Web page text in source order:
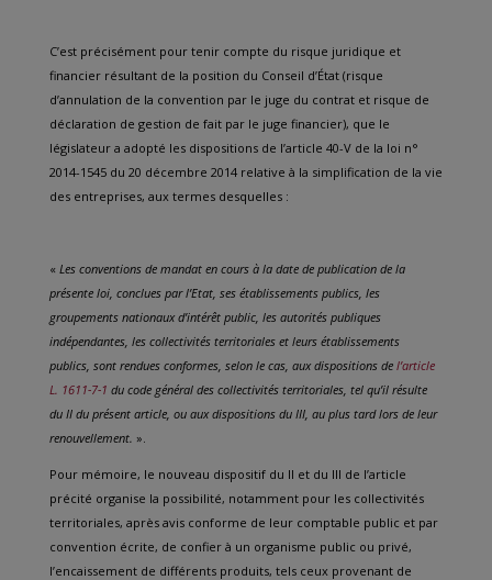
C’est précisément pour tenir compte du risque juridique et
financier résultant de la position du Conseil d’État (risque
d’annulation de la convention par le juge du contrat et risque de
déclaration de gestion de fait par le juge financier), que le
législateur a adopté les dispositions de l’article 40-V de la loi n°
2014-1545 du 20 décembre 2014 relative à la simplification de la vie
des entreprises, aux termes desquelles :
« Les conventions de mandat en cours à la date de publication de la
présente loi, conclues par l’Etat, ses établissements publics, les
groupements nationaux d’intérêt public, les autorités publiques
indépendantes, les collectivités territoriales et leurs établissements
publics, sont rendues conformes, selon le cas, aux dispositions de l’article
L. 1611-7-1 du code général des collectivités territoriales, tel qu’il résulte
du II du présent article, ou aux dispositions du III, au plus tard lors de leur
renouvellement. ».
Pour mémoire, le nouveau dispositif du II et du III de l’article
précité organise la possibilité, notamment pour les collectivités
territoriales, après avis conforme de leur comptable public et par
convention écrite, de confier à un organisme public ou privé,
l’encaissement de différents produits, tels ceux provenant de